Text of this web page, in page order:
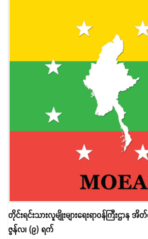
တိုင်းရင်းသားလူမျိုးများရေးရာဝန်ကြီးဌာန အိ
ဇွန်လ၊ (၉) ရက်